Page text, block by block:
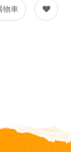
物車